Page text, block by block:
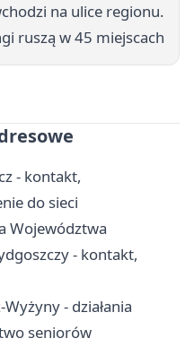
na ulice regionu.
ruszą w 45 miejscach
- kontakt,
do sieci
Województwa
- kontakt,
- działania
seniorów